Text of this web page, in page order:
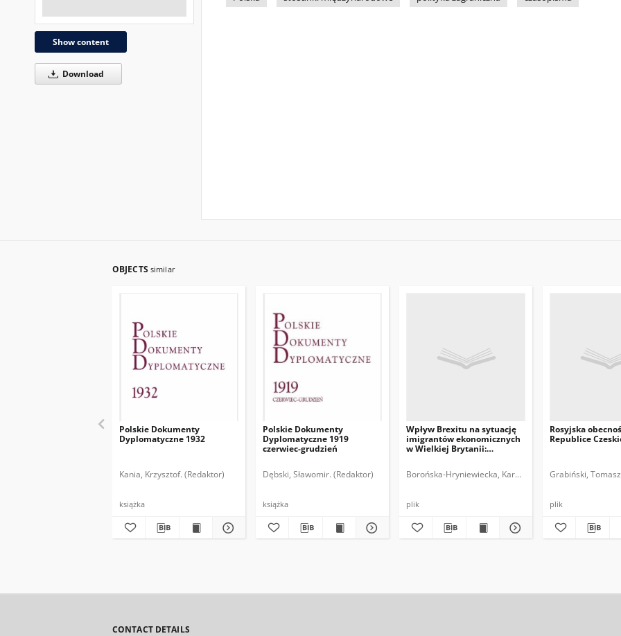
Show content
Download
OBJECTS similar
Polskie Dokumenty
Dyplomatyczne 1932
Kania, Krzysztof. (Redaktor)
książka
Polskie Dokumenty
Dyplomatyczne 1919
czerwiec-grudzień
Dębski, Sławomir. (Redaktor)
książka
Wpływ Brexitu na sytuację
imigrantów ekonomicznych
w Wielkiej Brytanii:
Borońska-Hryniewiecka, Karolina.
plik
Rosyjska
Republice
Grabiński,
plik
CONTACT DETAILS